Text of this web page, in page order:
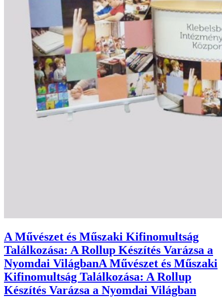
A Művészet és Műszaki Kifinomultság
Találkozása: A Rollup Készítés Varázsa a
Nyomdai VilágbanA Művészet és Műszaki
Kifinomultság Találkozása: A Rollup
Készítés Varázsa a Nyomdai Világban